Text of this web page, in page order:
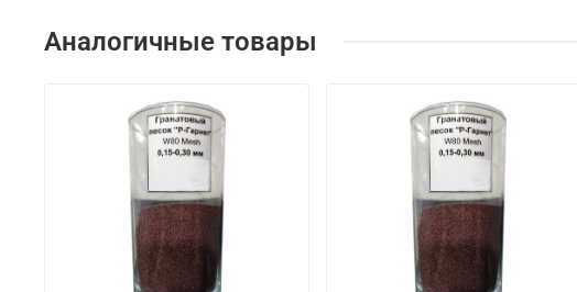
Аналогичные товары